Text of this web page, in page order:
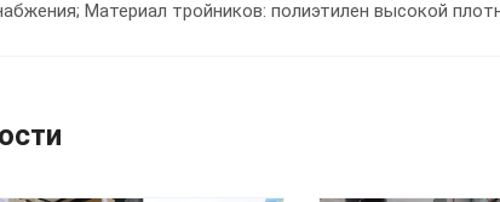
Материал тройников: полиэтилен высокой